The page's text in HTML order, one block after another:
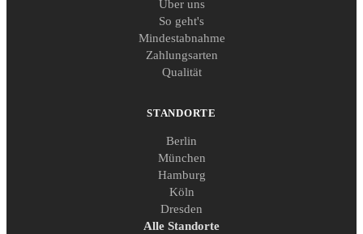
Über uns
So geht's
Mindestabnahme
Zahlungsarten
Qualität
STANDORTE
Berlin
München
Hamburg
Köln
Dresden
Alle Standorte